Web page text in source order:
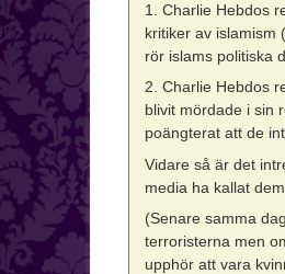
1. Charlie Hebdos
kritiker av islamism
rör islams politiska
2. Charlie Hebdos
blivit mördade i sin
poängterat att de
Vidare så är det
media ha kallat
(Senare samma
terroristerna men
upphör att vara